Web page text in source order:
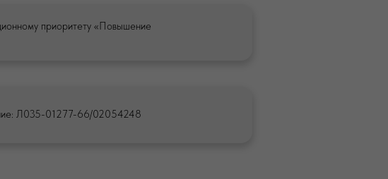
приоритету «Повышение
Л035-01277-66/02054248